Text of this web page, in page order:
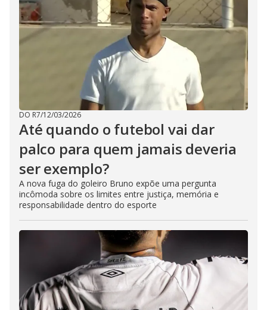
DO R7/12/03/2026
Até quando o futebol vai dar
palco para quem jamais deveria
ser exemplo?
A nova fuga do goleiro Bruno expõe uma pergunta
incômoda sobre os limites entre justiça, memória e
responsabilidade dentro do esporte